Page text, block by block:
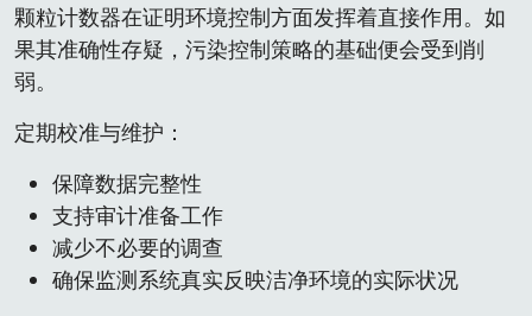
颗粒计数器在证明环境控制方面发挥着直接作用。如
果其准确性存疑，污染控制策略的基础便会受到削
弱。
定期校准与维护：
保障数据完整性
支持审计准备工作
减少不必要的调查
确保监测系统真实反映洁净环境的实际状况